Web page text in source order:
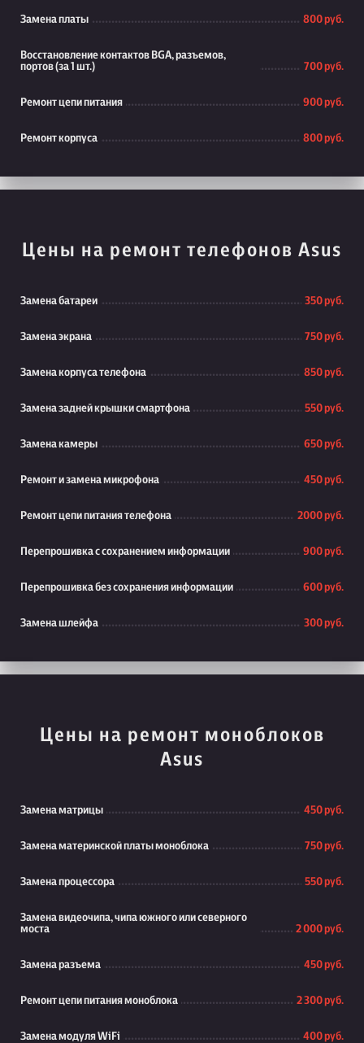
Замена платы 800 руб.
Восстановление контактов BGA, разъемов,
портов (за 1 шт.)
700 руб.
Ремонт цепи питания 900 руб.
Ремонт корпуса 800 руб.
Цены на ремонт телефонов Asus
Замена батареи 350 руб.
Замена экрана 750 руб.
Замена корпуса телефона 850 руб.
Замена задней крышки смартфона 550 руб.
Замена камеры 650 руб.
Ремонт и замена микрофона 450 руб.
Ремонт цепи питания телефона 2000 руб.
Перепрошивка с сохранением информации 900 руб.
Перепрошивка без сохранения информации 600 руб.
Замена шлейфа 300 руб.
Цены на ремонт моноблоков
Asus
Замена матрицы 450 руб.
Замена материнской платы моноблока 750 руб.
Замена процессора 550 руб.
Замена видеочипа, чипа южного или северного
моста
2 000 руб.
Замена разъема 450 руб.
Ремонт цепи питания моноблока 2 300 руб.
Замена модуля WiFi 400 руб.